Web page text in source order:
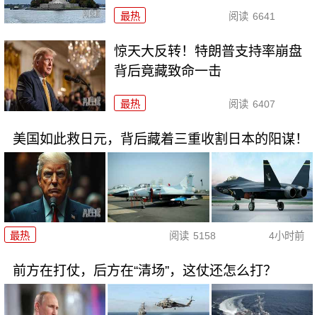
最热 阅读 6641
惊天大反转！特朗普支持率崩盘
背后竟藏致命一击
最热 阅读 6407
美国如此救日元，背后藏着三重收割日本的阳谋！
最热 阅读 5158 4小时前
前方在打仗，后方在“清场”，这仗还怎么打？